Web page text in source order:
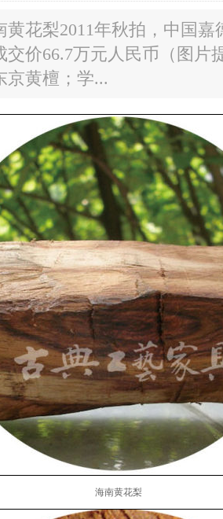
黄花梨2011年秋拍，中国嘉
交价66.7万元人民币（图片
京黄檀；学...
海南黄花梨